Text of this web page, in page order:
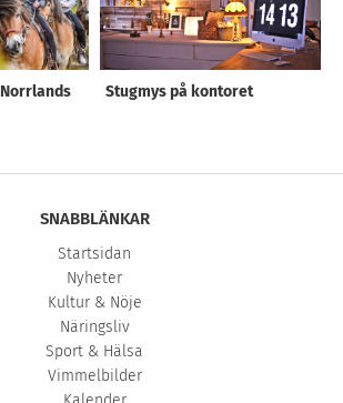
Stugmys på kontoret
SNABBLÄNKAR
Startsidan
Nyheter
Kultur & Nöje
Näringsliv
Sport & Hälsa
Vimmelbilder